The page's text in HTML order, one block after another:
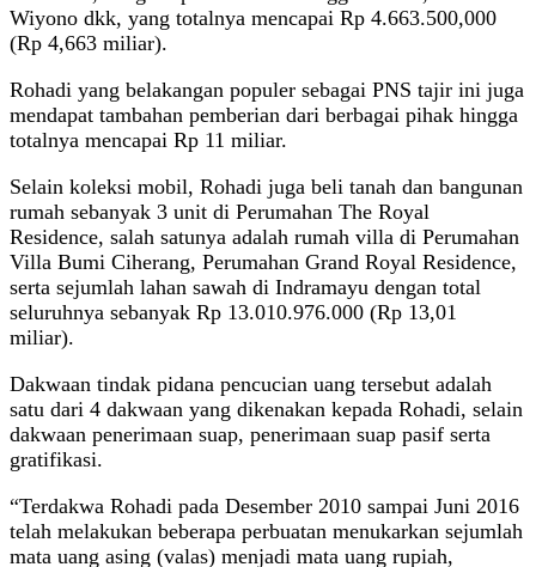
Wiyono dkk, yang totalnya mencapai Rp 4.663.500,000
(Rp 4,663 miliar).
Rohadi yang belakangan populer sebagai PNS tajir ini juga
mendapat tambahan pemberian dari berbagai pihak hingga
totalnya mencapai Rp 11 miliar.
Selain koleksi mobil, Rohadi juga beli tanah dan bangunan
rumah sebanyak 3 unit di Perumahan The Royal
Residence, salah satunya adalah rumah villa di Perumahan
Villa Bumi Ciherang, Perumahan Grand Royal Residence,
serta sejumlah lahan sawah di Indramayu dengan total
seluruhnya sebanyak Rp 13.010.976.000 (Rp 13,01
miliar).
Dakwaan tindak pidana pencucian uang tersebut adalah
satu dari 4 dakwaan yang dikenakan kepada Rohadi, selain
dakwaan penerimaan suap, penerimaan suap pasif serta
gratifikasi.
“Terdakwa Rohadi pada Desember 2010 sampai Juni 2016
telah melakukan beberapa perbuatan menukarkan sejumlah
mata uang asing (valas) menjadi mata uang rupiah,